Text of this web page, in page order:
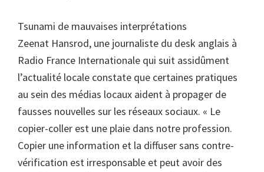
Tsunami de mauvaises interprétations
Zeenat Hansrod, une journaliste du desk anglais à
Radio France Internationale qui suit assidûment
l’actualité locale constate que certaines pratiques
au sein des médias locaux aident à propager de
fausses nouvelles sur les réseaux sociaux. « Le
copier-coller est une plaie dans notre profession.
Copier une information et la diffuser sans contre-
vérification est irresponsable et peut avoir des